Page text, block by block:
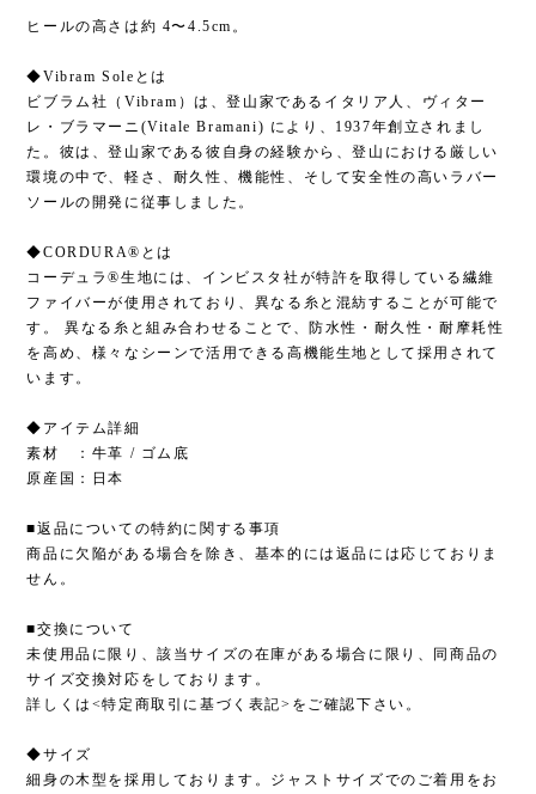
ヒールの高さは約 4〜4.5cm。
◆Vibram Soleとは
ビブラム社（Vibram）は、登山家であるイタリア人、ヴィター
レ・ブラマーニ(Vitale Bramani) により、1937年創立されまし
た。彼は、登山家である彼自身の経験から、登山における厳しい
環境の中で、軽さ、耐久性、機能性、そして安全性の高いラバー
ソールの開発に従事しました。
◆CORDURA®とは
コーデュラ®生地には、インビスタ社が特許を取得している繊維
ファイバーが使用されており、異なる糸と混紡することが可能で
す。 異なる糸と組み合わせることで、防水性・耐久性・耐摩耗性
を高め、様々なシーンで活用できる高機能生地として採用されて
います。
◆アイテム詳細
素材 ：牛革 / ゴム底
原産国：日本
■返品についての特約に関する事項
商品に欠陥がある場合を除き、基本的には返品には応じておりま
せん。
■交換について
未使用品に限り、該当サイズの在庫がある場合に限り、同商品の
サイズ交換対応をしております。
詳しくは<特定商取引に基づく表記>をご確認下さい。
◆サイズ
細身の木型を採用しております。ジャストサイズでのご着用をお